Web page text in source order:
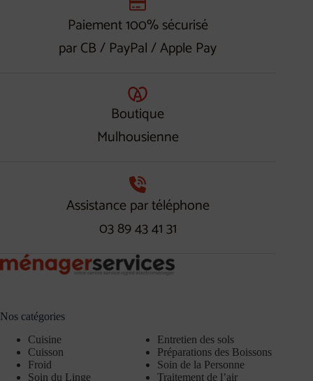
Paiement 100% sécurisé
par CB / PayPal / Apple Pay
Boutique
Mulhousienne
Assistance par téléphone
03 89 43 41 31
Nos catégories
Cuisine
Cuisson
Froid
Soin du Linge
Entretien des sols
Préparations des Boissons
Soin de la Personne
Traitement de l’air